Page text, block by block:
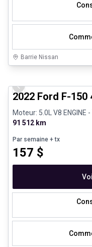
Barrie Nissan
Previous slide
2022 Ford F-
Moteur: 5.0L V8 ENGINE -
91 512 km
Par semaine + tx
157 $